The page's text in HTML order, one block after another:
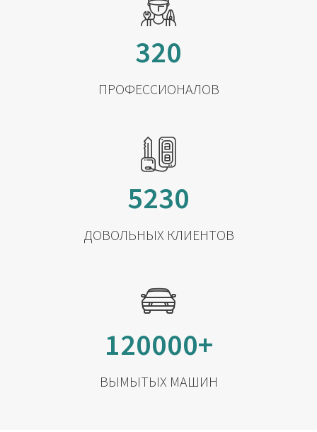
320
ПРОФЕССИОНАЛОВ
5230
ДОВОЛЬНЫХ КЛИЕНТОВ
120000+
ВЫМЫТЫХ МАШИН